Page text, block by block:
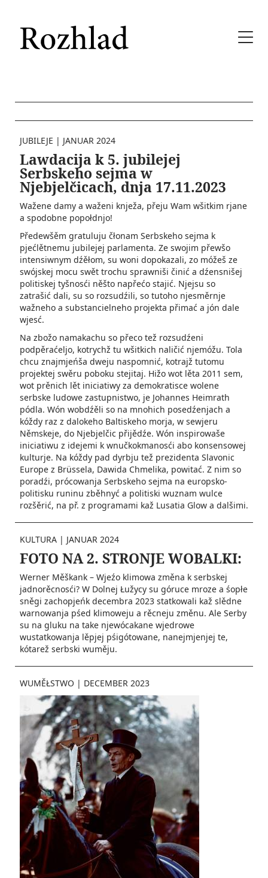
JUBILEJE | JANUAR 2024
Lawdacija k 5. jubilejej
Serbskeho sejma w
Njebjelčicach, dnja 17.11.2023
Wažene damy a waženi knježa, přeju Wam wšitkim rjane
a spodobne popołdnjo!
Předewšěm gratuluju čłonam Serbskeho sejma k
pjećlětnemu jubilejej parlamenta. Ze swojim přewšo
intensiwnym dźěłom, su woni dopokazali, zo móžeš ze
swójskej mocu swět trochu sprawniši činić a dźensnišej
politiskej tyšnosći něšto napřećo stajić. Njejsu so
zatrašić dali, su so rozsudźili, so tutoho njesměrnje
wažneho a substancielneho projekta přimać a jón dale
wjesć.
Na zbožo namakachu so přeco tež rozsudźeni
podpěraćeljo, kotrychž tu wšitkich naličić njemóžu. Tola
chcu znajmjeńša dweju naspomnić, kotrajž tutomu
projektej swěru poboku stejitaj. Hižo wot lěta 2011 sem,
wot prěnich lět iniciatiwy za demokratisce wolene
serbske ludowe zastupnistwo, je Johannes Heimrath
pódla. Wón wobdźěli so na mnohich posedźenjach a
kóždy raz z dalokeho Baltiskeho morja, w sewjeru
Němskeje, do Njebjelčic přijědźe. Wón inspirowaše
iniciatiwu z idejemi k wnučkokmanosći abo konsensowej
kulturje. Na kóždy pad dyrbju tež prezidenta Slavonic
Europe z Brüssela, Dawida Chmelika, powitać. Z nim so
poradźi, prócowanja Serbskeho sejma na europsko-
politisku runinu zběhnyć a politiski wuznam wulce
rozšěrić, na př. z programami kaž Lusatia Glow a dalšimi.
KULTURA | JANUAR 2024
FOTO NA 2. STRONJE WOBALKI:
Werner Měškank – Wjeźo klimowa změna k serbskej
jadnorěcnosći? W Dolnej Łužycy su góruce mroze a śopłe
sněgi zachopjeńk decembra 2023 statkowali kaž slědne
warnowanja pśed klimoweju a rěcneju změnu. Ale Serby
su na gluku na take njewócakane wjedrowe
wustatkowanja lěpjej pśigótowane, nanejmjenjej te,
kótarež serbski wuměju.
WUMĚŁSTWO | DECEMBER 2023